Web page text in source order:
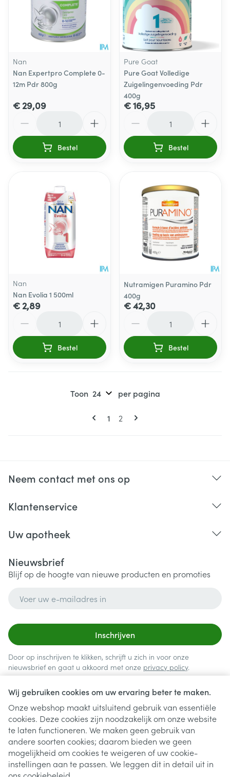
Wij gebruiken cookies om uw ervaring beter te maken.
Onze webshop maakt uitsluitend gebruik van essentiële
cookies. Deze cookies zijn noodzakelijk om onze website
te laten functioneren. We maken geen gebruik van
andere soorten cookies; daarom bieden we geen
mogelijkheid om cookies te weigeren of uw cookie-
instellingen aan te passen. We leggen dit in detail uit in
Nan
Nan Expertpro Complete 0-
12m Pdr 800g
€ 29,09
Bestel
Pure Goat
Pure Goat Volledige
Zuigelingenvoeding Pdr
400g
€ 16,95
Bestel
Nan
Nan Evolia 1 500ml
€ 2,89
Bestel
Nutramigen Puramino Pdr
400g
€ 42,30
Bestel
Pagina's
U lees momenteel pagina
1 Pagina
2
Toon per pagina
Neem contact met ons op
Klantenservice
Uw apotheek
Nieuwsbrief
Blijf op de hoogte van nieuwe producten en promoties
Inschrijven
Door op inschrijven te klikken, schrijft u zich in voor onze
nieuwsbrief en gaat u akkoord met onze privacy policy.
Juridische links